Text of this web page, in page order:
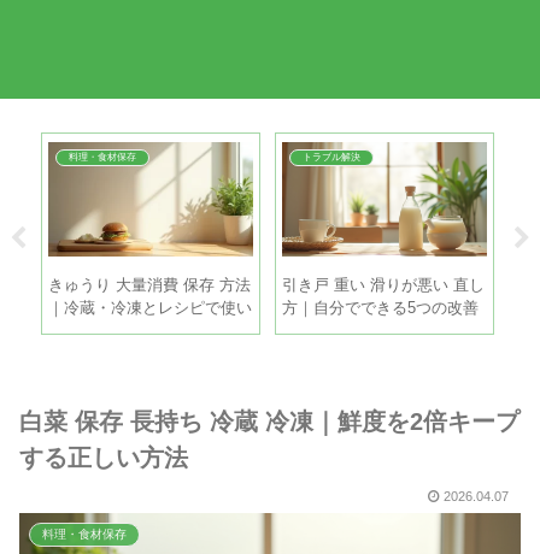
料理・食材保存
きゅうり 大量消費 保存 方法
｜冷蔵・冷凍とレシピで使い
きるコツ
トラブル解決
引き戸 重い 滑りが悪い 直し
方｜自分でできる5つの改善
策
白菜 保存 長持ち 冷蔵 冷凍｜鮮度を2倍キープ
する正しい方法
2026.04.07
料理・食材保存